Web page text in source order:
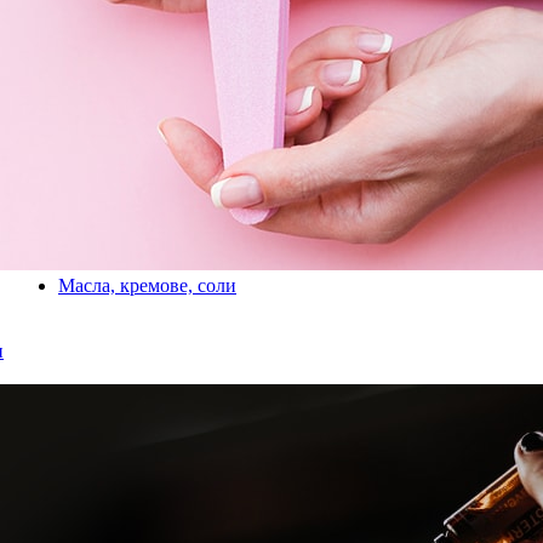
Масла, кремове, соли